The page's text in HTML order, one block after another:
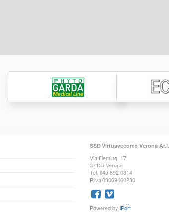
SSD Virtusvecomp Verona Ar.l.
Via Fleming, 17
37135 Verona
Tel. 045 892 0314
P.iva 03069460230
Powered by iPort